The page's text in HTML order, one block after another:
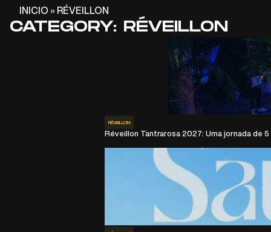
INICIO » RÉVEILLON
CATEGORY: RÉVEILLON
RÉVEILLON
Réveillon Tantrarosa 2027: Uma jornada de